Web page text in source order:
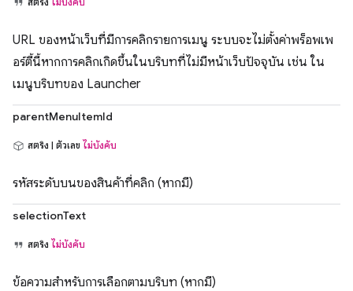
URL ของหน้าเว็บที่มีการคลิกรายการเมนู ระบบจะไม่ตั้งค่าพร็อพเพ
อร์ตี้นี้หากการคลิกเกิดขึ้นในบริบทที่ไม่มีหน้าเว็บปัจจุบัน เช่น ใน
เมนูบริบทของ Launcher
parentMenuItemId
สตริง | ตัวเลข ไม่บังคับ
รหัสระดับบนของสินค้าที่คลิก (หากมี)
selectionText
สตริง ไม่บังคับ
ข้อความสำหรับการเลือกตามบริบท (หากมี)